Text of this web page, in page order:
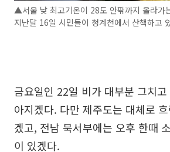
▲서울 낮 최고기온이 28도 안팎까지 올라가
지난달 16일 시민들이 청계천에서 산책하고
금요일인 22일 비가 대부분 그치
아지겠다. 다만 제주도는 대체로
겠고, 전남 북서부에는 오후 한때
이 있겠다.